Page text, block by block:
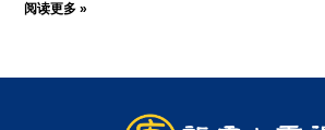
阅读更多 »